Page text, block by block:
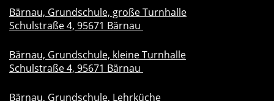
Bärnau, Grundschule, große Turnhalle
Schulstraße 4, 95671 Bärnau
Bärnau, Grundschule, kleine Turnhalle
Schulstraße 4, 95671 Bärnau
Bärnau, Grundschule, Lehrküche